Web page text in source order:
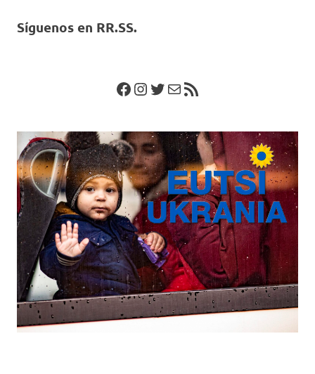
Síguenos en RR.SS.
Facebook
Instagram
Twitter
Correo electrónico
Feed RSS